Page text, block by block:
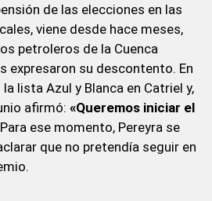
de las elecciones en las
viene desde hace meses,
petroleros de la Cuenca
expresaron su descontento. En
lista Azul y Blanca en Catriel y,
afirmó: «Queremos iniciar el
ese momento, Pereyra se
que no pretendía seguir en